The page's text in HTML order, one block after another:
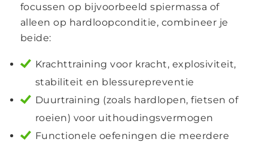
focussen op bijvoorbeeld spiermassa of
alleen op hardloopconditie, combineer je
beide:
Krachttraining voor kracht, explosiviteit,
stabiliteit en blessurepreventie
Duurtraining (zoals hardlopen, fietsen of
roeien) voor uithoudingsvermogen
Functionele oefeningen die meerdere